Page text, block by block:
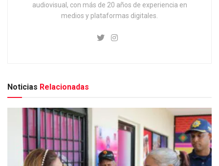
audiovisual, con más de 20 años de experiencia en
medios y plataformas digitales.
Noticias Relacionadas